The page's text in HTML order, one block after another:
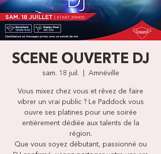
SCENE OUVERTE DJ
sam. 18 juil. Amnéville
Vous mixez chez vous et rêvez de faire
vibrer un vrai public ? Le Paddock vous
ouvre ses platines pour une soirée
entièrement dédiée aux talents de la
région.
Que vous soyez débutant, passionné ou